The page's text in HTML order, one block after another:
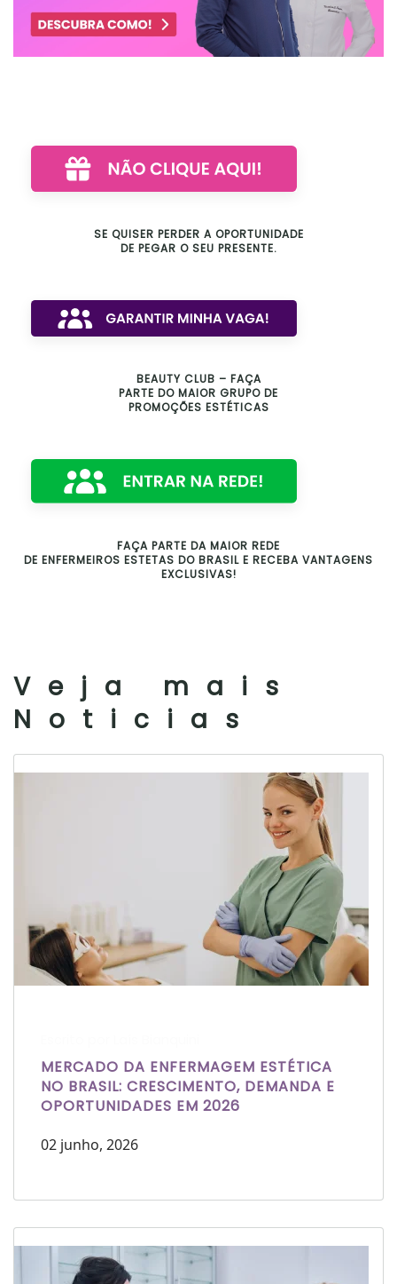
SE QUISER PERDER A OPORTUNIDADE
DE PEGAR O SEU PRESENTE.
BEAUTY CLUB – FAÇA
PARTE DO MAIOR GRUPO DE
PROMOÇÕES ESTÉTICAS
FAÇA PARTE DA MAIOR REDE
DE ENFERMEIROS ESTETAS DO BRASIL E RECEBA VANTAGENS
EXCLUSIVAS!
Veja mais
Noticias
MERCADO DA ENFERMAGEM ESTÉTICA
NO BRASIL: CRESCIMENTO, DEMANDA E
OPORTUNIDADES EM 2026
02 junho, 2026